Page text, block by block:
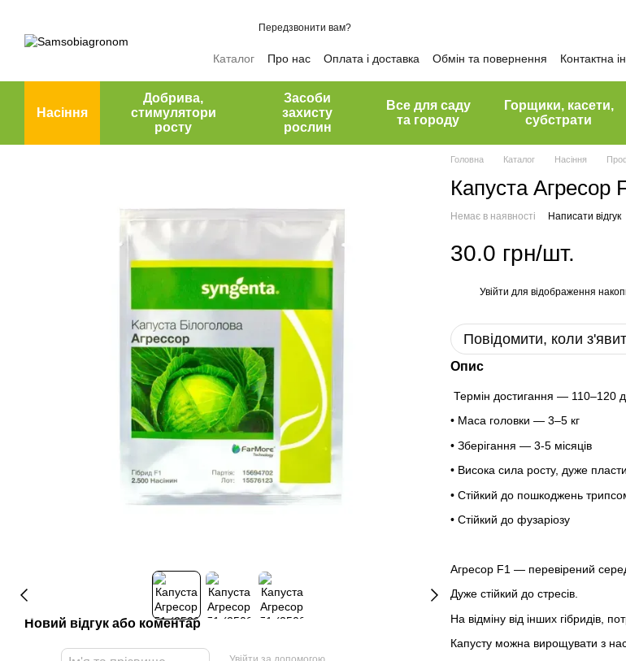
Передзвонити вам?
Каталог Про нас Оплата і доставка Обмін та повернення Контактна
Насіння
Добрива,
стимулятори
росту
Засоби
захисту
рослин
Все для саду
та городу
Горщики, касети,
субстрати
Новий відгук або коментар
Головна Каталог Насіння
Капуста Агресор
Немає в наявності Написати відгук
30.0 грн/шт.
Увійти для відображення
Повідомити, коли
Опис
Термін достигання — 110–120
• Маса головки — 3–5 кг
• Зберігання — 3-5 місяців
• Висока сила росту, дуже
• Стійкий до пошкоджень
• Стійкий до фузаріозу
Агресор F1 — перевірений
Дуже стійкий до стресів.
На відміну від інших гібридів,
Капусту можна вирощувати з